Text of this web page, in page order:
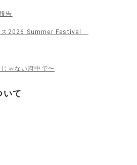
告
2026 Summer Festival
ゃない府中で〜
いて